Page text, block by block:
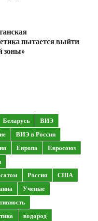
пытается выйти
зоны»
Беларусь
ВИЭ
ВИЭ в России
Европа
Евросоюз
Россия
США
Ученые
водород